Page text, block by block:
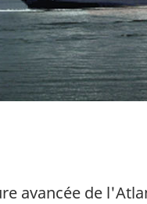
avancée de